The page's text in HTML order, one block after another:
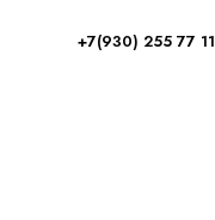
+7(930) 255 77 11